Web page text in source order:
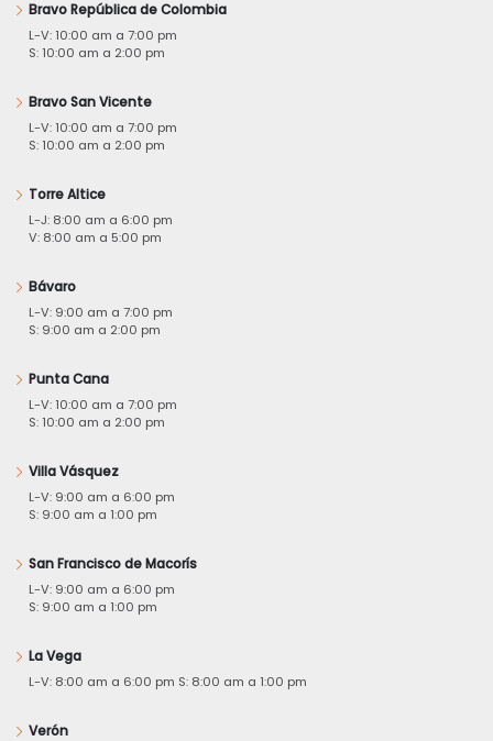
Bravo República de Colombia
L-V: 10:00 am a 7:00 pm
S: 10:00 am a 2:00 pm
Bravo San Vicente
L-V: 10:00 am a 7:00 pm
S: 10:00 am a 2:00 pm
Torre Altice
L-J: 8:00 am a 6:00 pm
V: 8:00 am a 5:00 pm
Bávaro
L-V: 9:00 am a 7:00 pm
S: 9:00 am a 2:00 pm
Punta Cana
L-V: 10:00 am a 7:00 pm
S: 10:00 am a 2:00 pm
Villa Vásquez
L-V: 9:00 am a 6:00 pm
S: 9:00 am a 1:00 pm
San Francisco de Macorís
L-V: 9:00 am a 6:00 pm
S: 9:00 am a 1:00 pm
La Vega
L-V: 8:00 am a 6:00 pm S: 8:00 am a 1:00 pm
Verón